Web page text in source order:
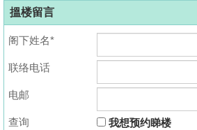
搵楼留言
阁下姓名*
联络电话
电邮
查询
我想预约睇楼